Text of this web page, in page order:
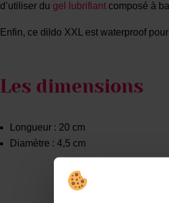
d’utiliser du gel lubrifiant composé à
Enfin, ce dildo XXL est waterproof
Les dimensions
Longueur : 20 cm
Diamètre : 4,5 cm